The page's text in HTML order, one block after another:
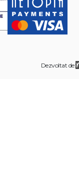
Dezvoltat de: